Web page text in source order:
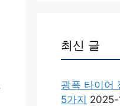
최신 글
광폭 타이어
5가지 2025-